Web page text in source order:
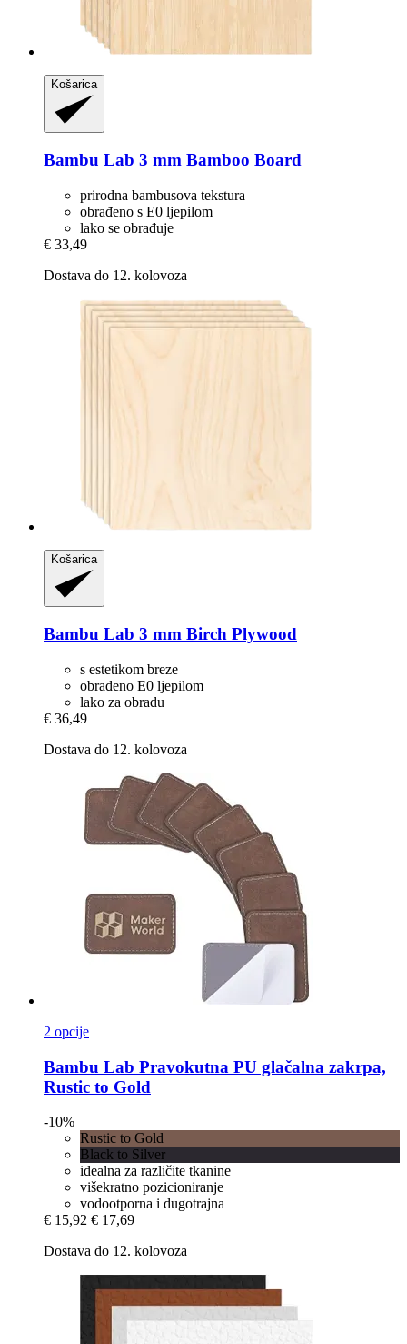
Košarica
Bambu Lab 3 mm Bamboo Board
prirodna bambusova tekstura
obrađeno s E0 ljepilom
lako se obrađuje
€ 33,49
Dostava do 12. kolovoza
Košarica
Bambu Lab 3 mm Birch Plywood
s estetikom breze
obrađeno E0 ljepilom
lako za obradu
€ 36,49
Dostava do 12. kolovoza
2 opcije
Bambu Lab Pravokutna PU glačalna zakrpa,
Rustic to Gold
-10%
Rustic to Gold
Black to Silver
idealna za različite tkanine
višekratno pozicioniranje
vodootporna i dugotrajna
€ 15,92 € 17,69
Dostava do 12. kolovoza